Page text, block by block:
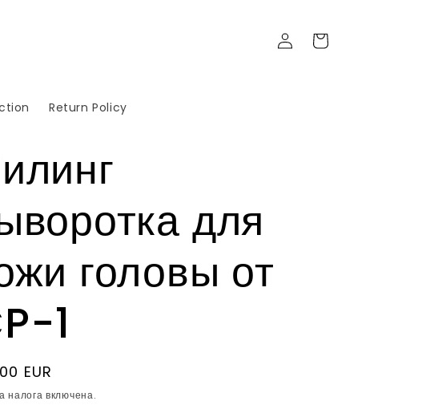
Return Policy
Войти Корзина
для
головы от
1
EUR
налога включена.